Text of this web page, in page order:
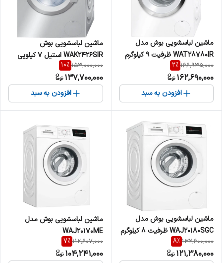
ماشین لباسشویی بوش مدل
WAT28780IR ظرفیت ۹ کیلوگرم
166,935,000
2%
162,690,000
افزودن به سبد
ماشین لباسشویی بوش
WAK2426SIR استیل 7 کیلویی
153,000,000
10%
137,700,000
افزودن به سبد
ماشین لباسشویی بوش مدل
WAJ20180SGC ظرفیت 8 کیلوگرم
132,600,000
8%
121,380,000
ماشین لباسشویی بوش مدل
WAJ20170ME
112,607,000
7%
104,241,000